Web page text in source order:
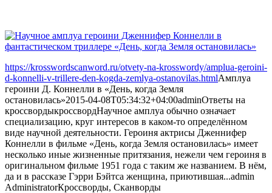
https://krosswordscanword.ru/otvety-na-krosswordy/amplua-geroini-
d-konnelli-v-trillere-den-kogda-zemlya-ostanovilas.htmlАмплуа
героини Д. Коннелли в «День, когда Земля
остановилась»2015-04-08T05:34:32+04:00adminОтветы на
кроссвордыкроссвордНаучное амплуа обычно означает
специализацию, круг интересов в каком-то определённом
виде научной деятельности. Героиня актрисы Дженнифер
Коннелли в фильме «День, когда Земля остановилась» имеет
несколько иные жизненные притязания, нежели чем героиня в
оригинальном фильме 1951 года с таким же названием. В нём,
да и в рассказе Гэрри Бэйтса женщина, приютившая...admin
AdministratorКроссворды, Сканворды